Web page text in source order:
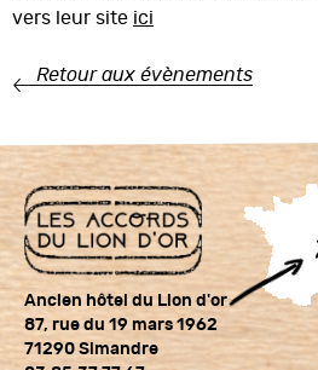
vers leur site ici
Retour aux évènements
Ancien hôtel du Lion d'or
87, rue du 19 mars 1962
71290 Simandre